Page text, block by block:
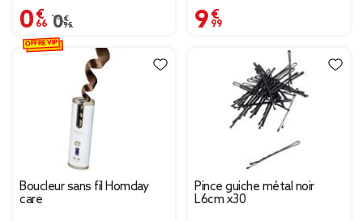
0,66 €
Prix remisé de 0,95 € à 0,66 €
0,95 €
9,99 €
Boucleur sans fil Homday
care
OFFRE VIP
Pince guiche métal noir
L6cm x30